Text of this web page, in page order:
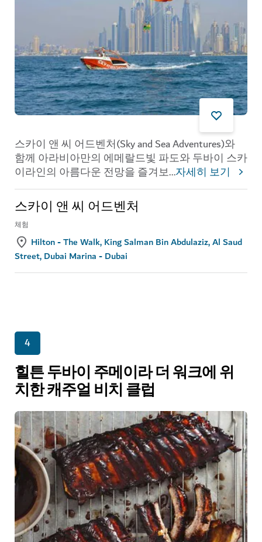
스카이 앤 씨 어드벤처(Sky and Sea Adventures)와
함께 아라비아만의 에메랄드빛 파도와 두바이 스카
이라인의 아름다운 전망을 즐겨보...자세히 보기
스카이 앤 씨 어드벤처
체험
Hilton - The Walk, King Salman Bin Abdulaziz, Al Saud
Street, Dubai Marina - Dubai
4
힐튼 두바이 주메이라 더 워크에 위
치한 캐주얼 비치 클럽